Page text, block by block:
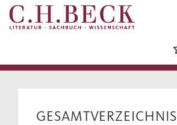
GESAMTVERZEICHNIS